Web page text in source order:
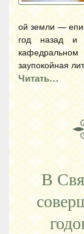
ой земли —
год назад и
заупокойная
Читать…
В